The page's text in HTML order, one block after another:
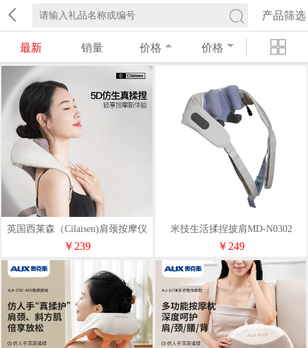
产品筛选
最新 销量 价格 价格
英国西莱森（Cilaisen)肩颈按摩仪
CP-N5
￥239
米技生活揉捏披肩MD-N0302
￥249